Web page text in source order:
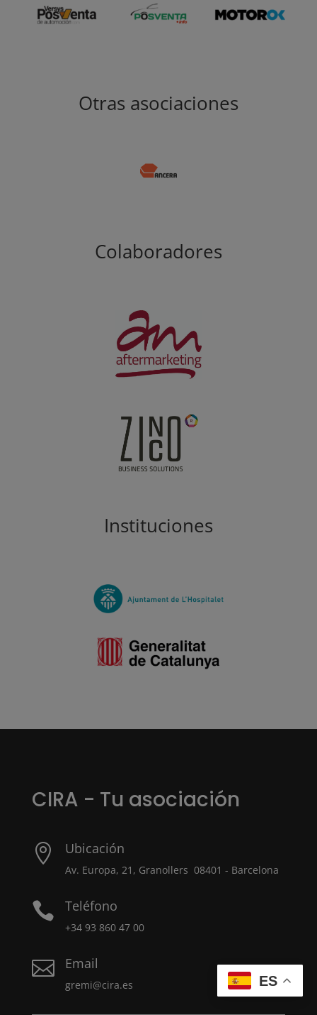
Otras asociaciones
Colaboradores
Instituciones
CIRA - Tu asociación
 Ubicación
Av. Europa, 21, Granollers 08401 - Barcelona
 Teléfono
+34 93 860 47 00
 Email
gremi@cira.es ES